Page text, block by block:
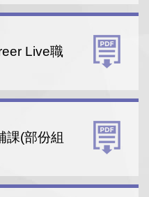
Live職
課(部份組